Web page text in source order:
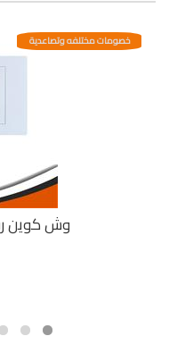
وش كوين رقم (1) ابيض
خصومات مختلفه وتصاعدية